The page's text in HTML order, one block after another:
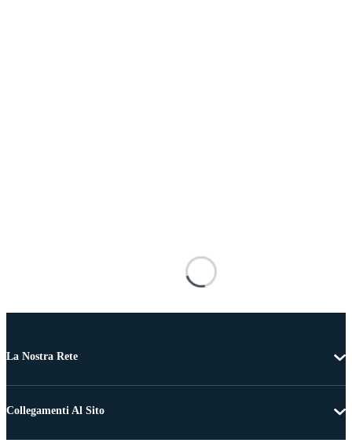
La Nostra Rete
Collegamenti Al Sito